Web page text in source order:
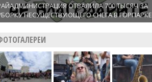
ОТВАЛИЛА 700 ТЫСЯЧ ЗА
НЕСУЩЕСТВУЮЩЕГО СНЕГА В ГОРПАРКЕ